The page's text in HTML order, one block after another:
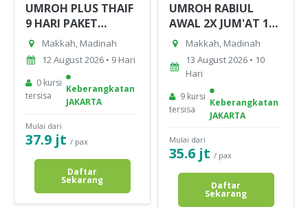
UMROH PLUS THAIF
9 HARI PAKET
MARWA 12 AGUSTUS
2026
Makkah, Madinah
12 August 2026 • 9 Hari
0 kursi
tersisa
Keberangkatan
JAKARTA
Mulai dari
37.9 jt / pax
Daftar
Sekarang
UMROH RABIUL
AWAL 2X JUM'AT 13
AGUSTUS 2026
Makkah, Madinah
13 August 2026 • 10
Hari
9 kursi
tersisa
Keberangkatan
JAKARTA
Mulai dari
35.6 jt / pax
Daftar
Sekarang